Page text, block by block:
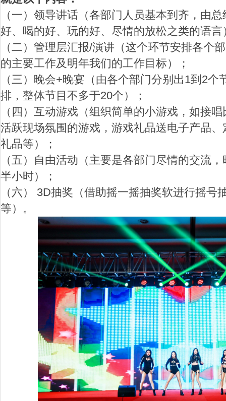
（一）领导讲话（各部门人员基本到齐，由
好、喝的好、玩的好、尽情的放松之类的语言
（二）管理层汇报/演讲（这个环节安排各个
的主要工作及明年我们的工作目标）；
（三）晚会+晚宴（由各个部门分别出1到2
排，整体节目不多于20个）；
（四）互动游戏（组织简单的小游戏，如接
活跃现场氛围的游戏，游戏礼品送电子产品
礼品等）；
（五）自由活动（主要是各部门尽情的交流
半小时）；
（六） 3D抽奖（借助摇一摇抽奖软进行摇号
等）。